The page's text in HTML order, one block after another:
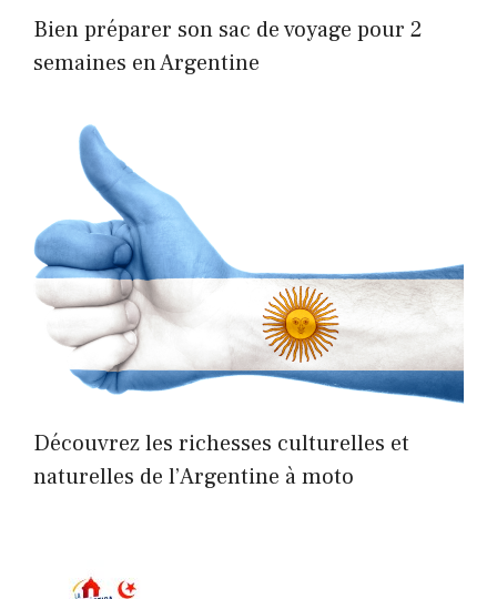
Bien préparer son sac de voyage pour 2
semaines en Argentine
Découvrez les richesses culturelles et
naturelles de l’Argentine à moto